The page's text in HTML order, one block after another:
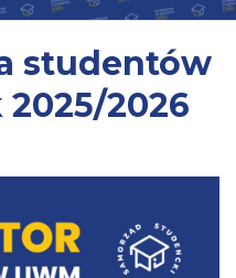
studentów
2026